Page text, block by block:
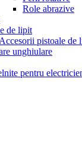
Role abrazive
de lipit
Accesorii pistoale de
unghiulare
pentru